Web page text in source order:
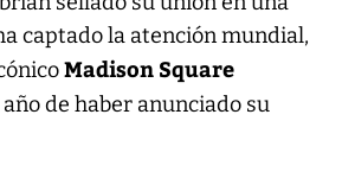
captado la atención mundial,
Madison Square
de haber anunciado su